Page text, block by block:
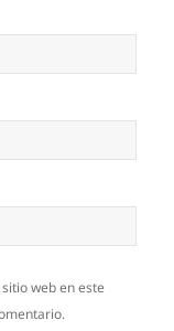
web en este